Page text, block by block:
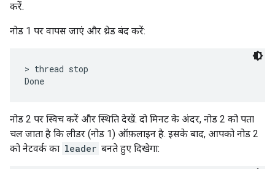
करें.
नोड 1 पर वापस जाएं और थ्रेड बंद करें:
> thread stop
नोड 2 पर स्विच करें और स्थिति देखें. दो मिनट के अंदर, नोड 2 को पता
चल जाता है कि लीडर (नोड 1) ऑफ़लाइन है. इसके बाद, आपको नोड 2
को नेटवर्क का leader बनते हुए दिखेगा: